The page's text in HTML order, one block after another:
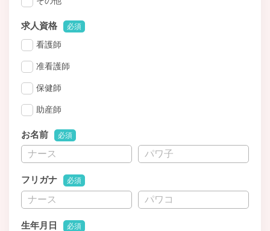
求人資格 必須
看護師
准看護師
保健師
助産師
お名前 必須
フリガナ 必須
生年月日 必須